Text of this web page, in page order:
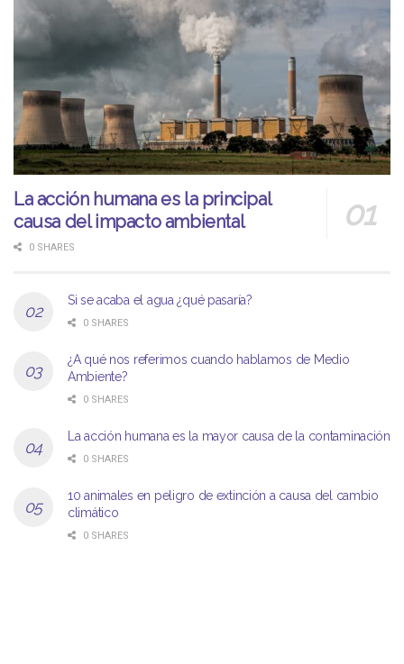
La acción humana es la principal
causa del impacto ambiental
0 SHARES
Si se acaba el agua ¿qué pasaría?
0 SHARES
¿A qué nos referimos cuando hablamos de Medio
Ambiente?
0 SHARES
La acción humana es la mayor causa de la contaminación
0 SHARES
10 animales en peligro de extinción a causa del cambio
climático
0 SHARES